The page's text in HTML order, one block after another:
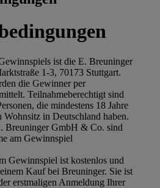
ist die E. Breuninger
1-3, 70173 Stuttgart.
die Gewinner per
Teilnahmeberechtigt sind
die mindestens 18 Jahre
Wohnsitz in Deutschland haben.
Breuninger GmbH & Co. sind
am Gewinnspiel
Gewinnspiel ist kostenlos und
Kauf bei Breuninger. Sie ist
erstmaligen Anmeldung Ihrer